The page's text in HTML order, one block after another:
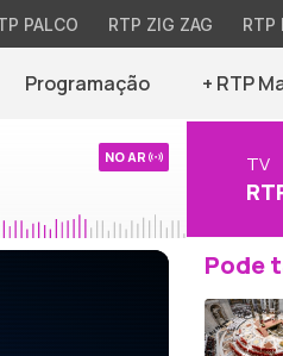
PALCO RTP ZIG ZAG RTP
Programação + RTP
NO AR TV
Pode